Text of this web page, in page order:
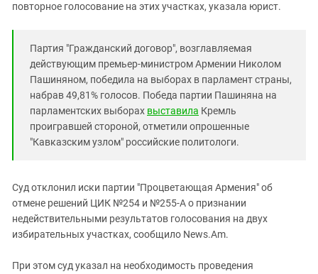
повторное голосование на этих участках, указала юрист.
Партия "Гражданский договор", возглавляемая
действующим премьер-министром Армении Николом
Пашиняном, победила на выборах в парламент страны,
набрав 49,81% голосов. Победа партии Пашиняна на
парламентских выборах выставила Кремль
проигравшей стороной, отметили опрошенные
"Кавказским узлом" российские политологи.
Суд отклонил иски партии "Процветающая Армения" об
отмене решений ЦИК №254 и №255-А о признании
недействительными результатов голосования на двух
избирательных участках, сообщило News.Am.
При этом суд указал на необходимость проведения